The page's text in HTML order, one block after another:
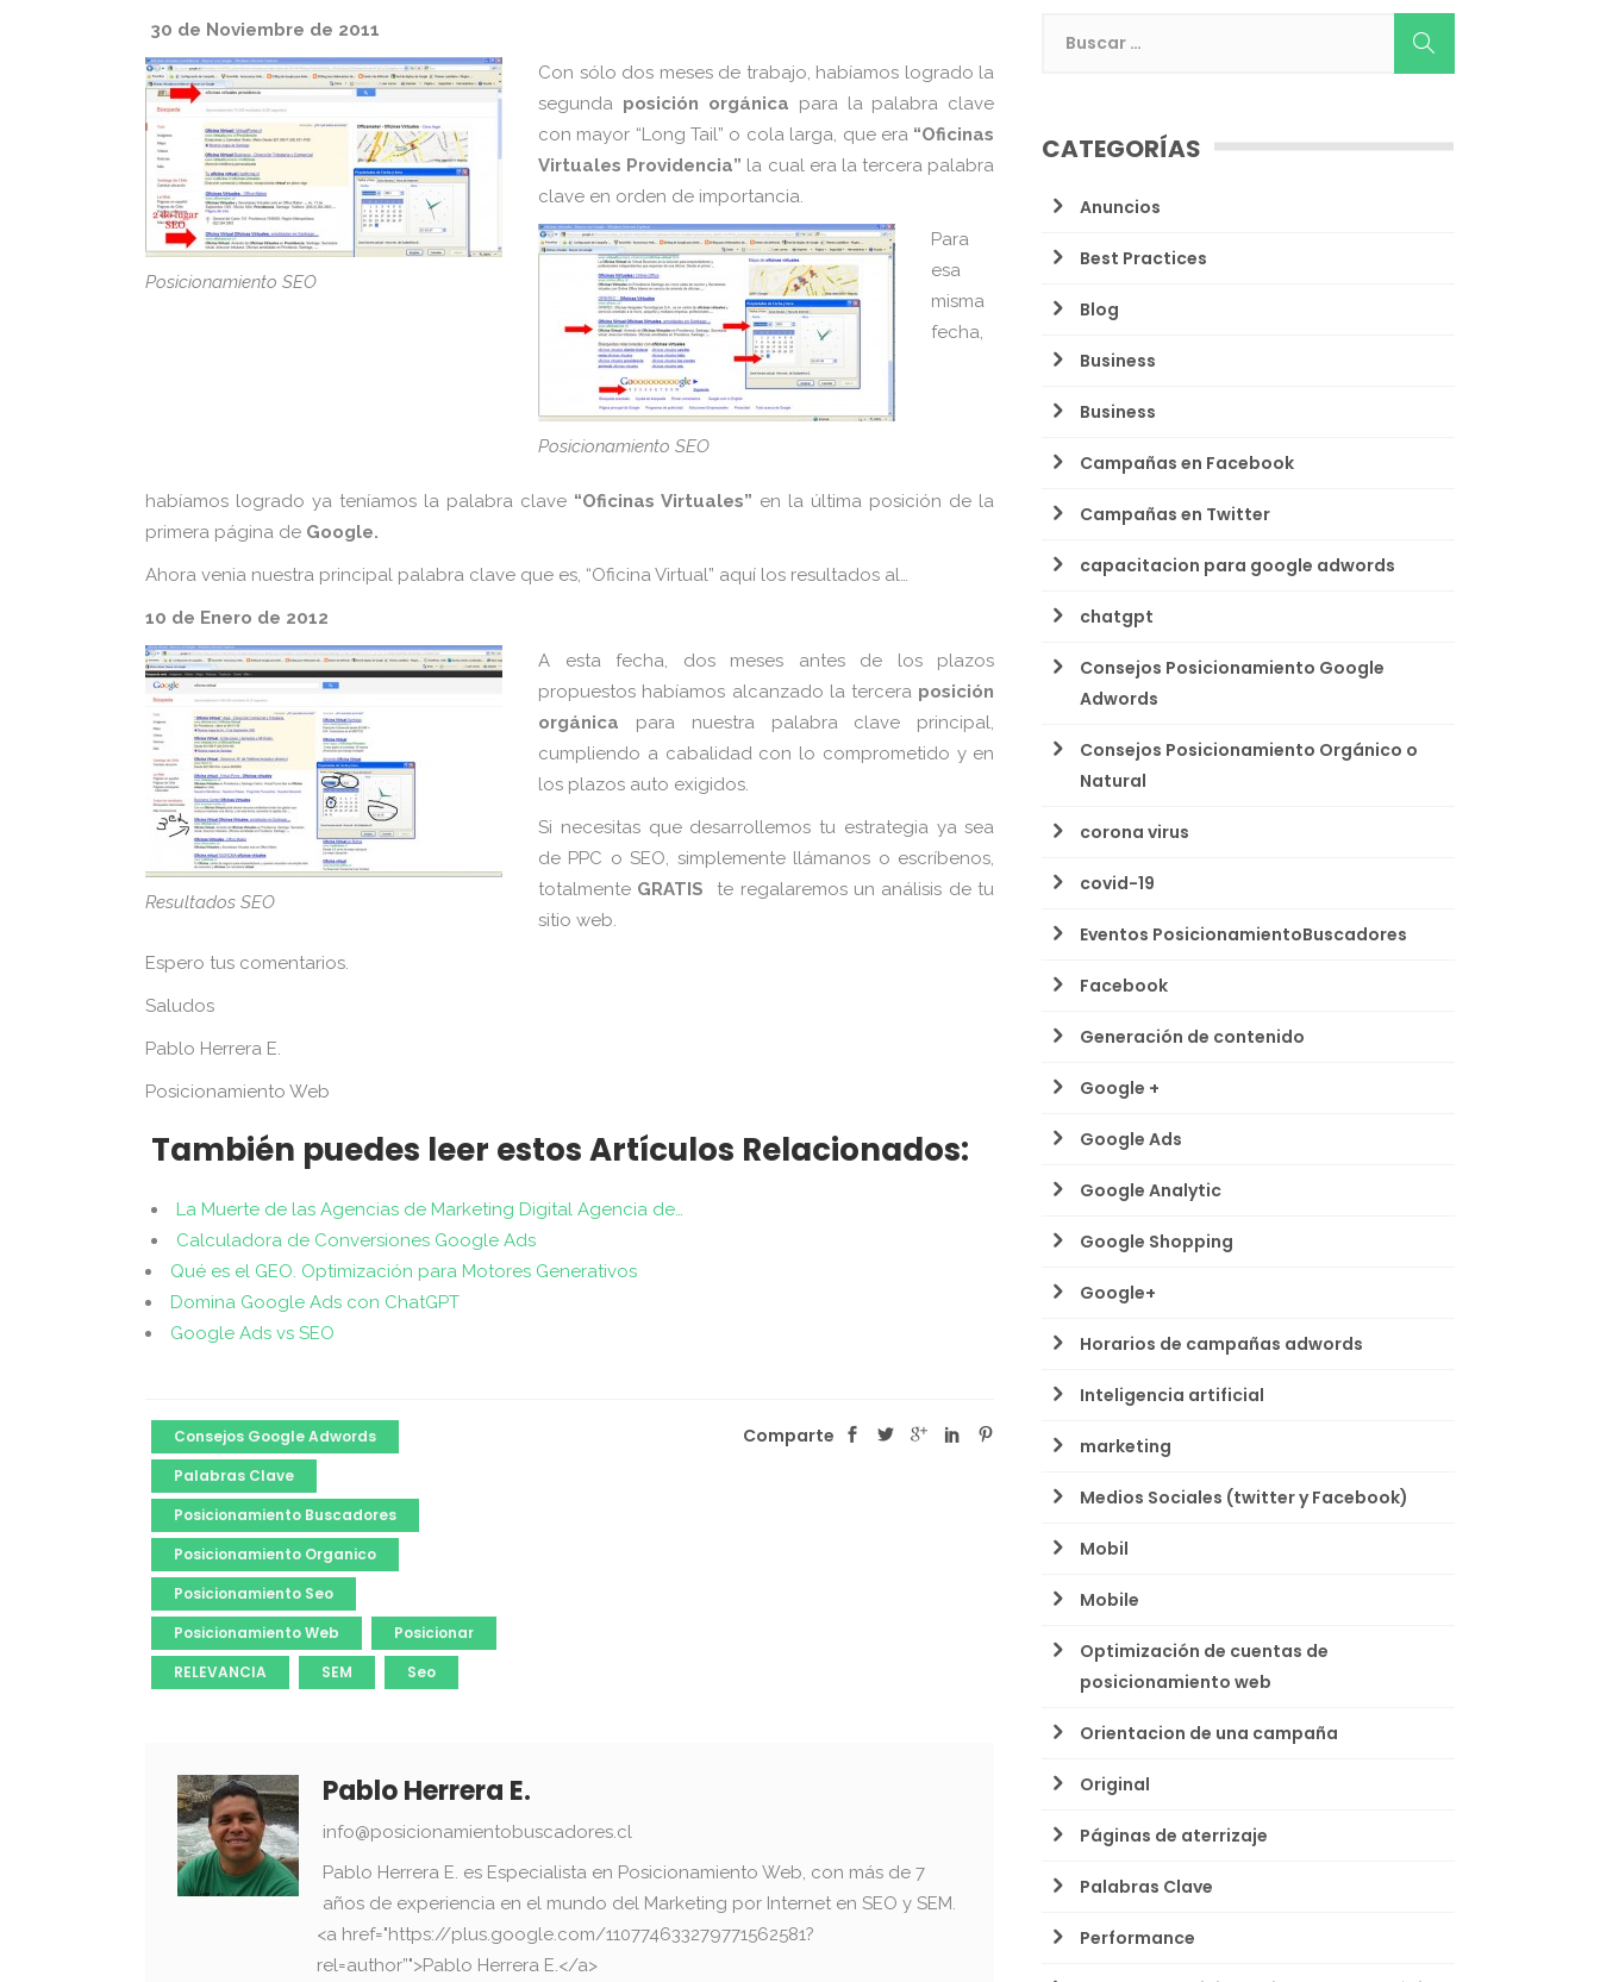
30 de Noviembre de 2011
Posicionamiento SEO
Con sólo dos meses de trabajo, habíamos logrado la
segunda posición orgánica para la palabra clave
con mayor “Long Tail” o cola larga, que era “Oficinas
Virtuales Providencia” la cual era la tercera palabra
clave en orden de importancia.
Posicionamiento SEO
Para
esa
misma
fecha,
habíamos logrado ya teníamos la palabra clave “Oficinas Virtuales” en la última posición de la
primera página de Google.
Ahora venia nuestra principal palabra clave que es, “Oficina Virtual” aquí los resultados al…
10 de Enero de 2012
Resultados SEO
A esta fecha, dos meses antes de los plazos
propuestos habíamos alcanzado la tercera posición
orgánica para nuestra palabra clave principal,
cumpliendo a cabalidad con lo comprometido y en
los plazos auto exigidos.
Si necesitas que desarrollemos tu estrategia ya sea
de PPC o SEO, simplemente llámanos o escríbenos,
totalmente GRATIS te regalaremos un análisis de tu
sitio web.
Espero tus comentarios.
Saludos
Pablo Herrera E.
Posicionamiento Web
También puedes leer estos Artículos Relacionados:
La Muerte de las Agencias de Marketing Digital Agencia de…
Calculadora de Conversiones Google Ads
Qué es el GEO. Optimización para Motores Generativos
Domina Google Ads con ChatGPT
Google Ads vs SEO
Consejos Google Adwords
Palabras Clave
Posicionamiento Buscadores
Posicionamiento Organico
Posicionamiento Seo
Posicionamiento Web
Posicionar
RELEVANCIA
SEM Seo
Comparte
Pablo Herrera E.
info@posicionamientobuscadores.cl
Pablo Herrera E. es Especialista en Posicionamiento Web, con más de 7
años de experiencia en el mundo del Marketing por Internet en SEO y SEM.
<a href="https://plus.google.com/110774633279771562581?
rel=author”">Pablo Herrera E.</a>
CATEGORÍAS
Anuncios
Best Practices
Blog
Business
Business
Campañas en Facebook
Campañas en Twitter
capacitacion para google adwords
chatgpt
Consejos Posicionamiento Google
Adwords
Consejos Posicionamiento Orgánico o
Natural
corona virus
covid-19
Eventos PosicionamientoBuscadores
Facebook
Generación de contenido
Google +
Google Ads
Google Analytic
Google Shopping
Google+
Horarios de campañas adwords
Inteligencia artificial
marketing
Medios Sociales (twitter y Facebook)
Mobil
Mobile
Optimización de cuentas de
posicionamiento web
Orientacion de una campaña
Original
Páginas de aterrizaje
Palabras Clave
Performance